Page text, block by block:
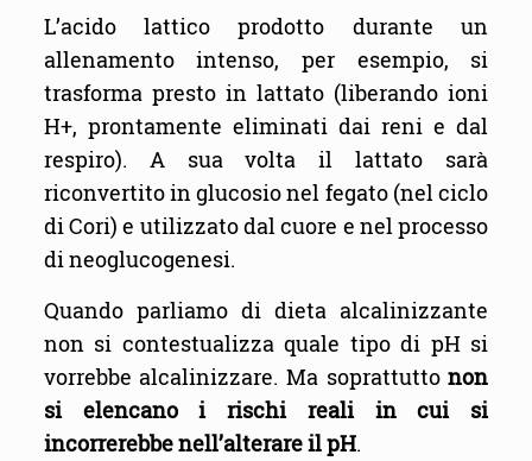
L’acido lattico prodotto durante un
allenamento intenso, per esempio, si
trasforma presto in lattato (liberando ioni
H+, prontamente eliminati dai reni e dal
respiro). A sua volta il lattato sarà
riconvertito in glucosio nel fegato (nel ciclo
di Cori) e utilizzato dal cuore e nel processo
di neoglucogenesi.
Quando parliamo di dieta alcalinizzante
non si contestualizza quale tipo di pH si
vorrebbe alcalinizzare. Ma soprattuttonon
si elencano i rischi reali in cui si
incorrerebbe nell’alterare il pH.